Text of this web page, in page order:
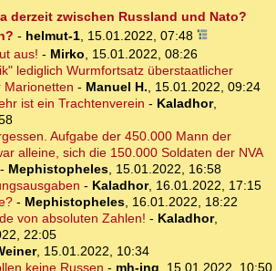
derzeit zwischen Russland und Nato?
- helmut-1, 15.01.2022, 07:48
aus! - Mirko, 15.01.2022, 08:26
lediglich Wurmfortsatz überstaatlicher
Marionetten - Manuel H., 15.01.2022, 09:24
ist ein Trachtenverein - Kaladhor,
Aufgabe der 450.000 Mann der
alleine, sich die 150.000 Soldaten der NVA
- Mephistopheles, 15.01.2022, 16:58
- Kaladhor, 16.01.2022, 17:15
- Mephistopheles, 16.01.2022, 18:22
von absoluten Zahlen! - Kaladhor,
22:05
, 15.01.2022, 10:34
keine Russen - mh-ing, 15.01.2022, 10:50